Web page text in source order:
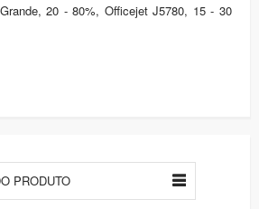
20 - 80%, Officejet J5780, 15 - 30
PRODUTO